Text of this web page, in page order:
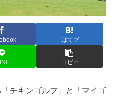
はてブ
コピー
チキンゴルフ」と「マイゴ